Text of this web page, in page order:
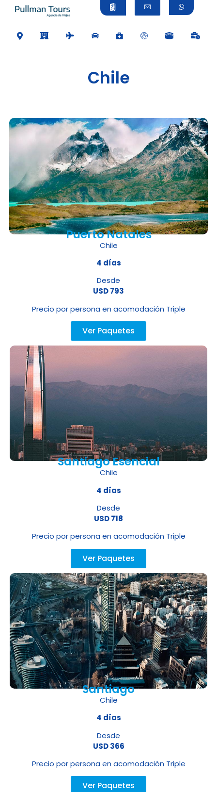
Chile
Puerto Natales
Chile
4 días
Desde
USD 793
Precio por persona en acomodación Triple
Ver Paquetes
Santiago Esencial
Chile
4 días
Desde
USD 718
Precio por persona en acomodación Triple
Ver Paquetes
Santiago
Chile
4 días
Desde
USD 366
Precio por persona en acomodación Triple
Ver Paquetes